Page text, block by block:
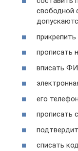
свободной
прописать
вписать
его
прописать
списать